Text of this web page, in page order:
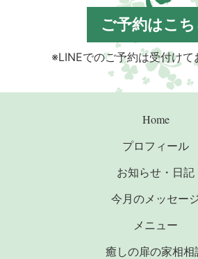
ご予約はこち
※LINEでのご予約は受付けて
Home
プロフィール
お知らせ・日記
今月のメッセー
メニュー
癒しの扉の家相相